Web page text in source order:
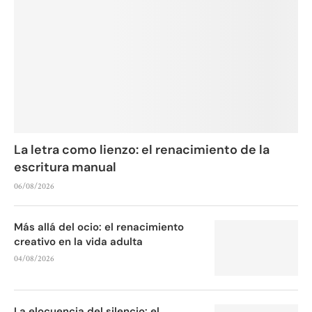
La letra como lienzo: el renacimiento de la
escritura manual
06/08/2026
Más allá del ocio: el renacimiento
creativo en la vida adulta
04/08/2026